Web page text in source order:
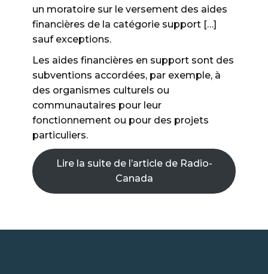
un moratoire sur le versement des aides
financières de la catégorie support […]
sauf exceptions.
Les aides financières en support sont des
subventions accordées, par exemple, à
des organismes culturels ou
communautaires pour leur
fonctionnement ou pour des projets
particuliers.
Lire la suite de l’article de Radio-
Canada